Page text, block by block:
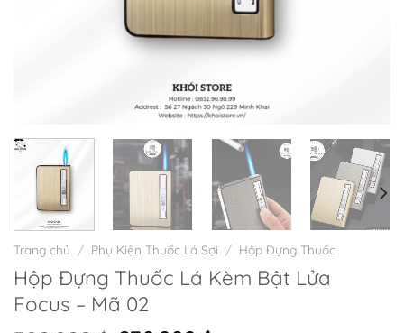
Trang chủ / Phụ Kiện Thuốc Lá Sợi / Hộp Đựng Thuốc
Hộp Đựng Thuốc Lá Kèm Bật Lửa
Focus – Mã 02